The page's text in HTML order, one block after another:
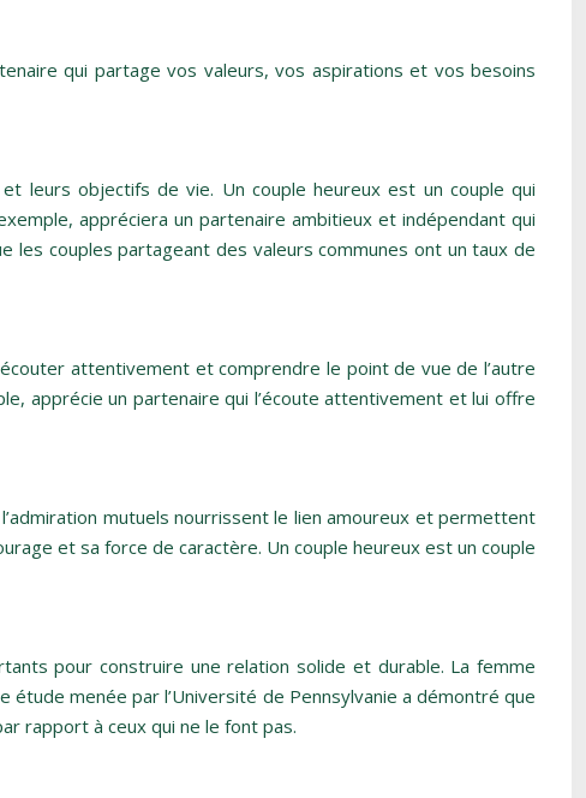
qui partage vos valeurs, vos aspirations et vos besoins
leurs objectifs de vie. Un couple heureux est un couple qui
appréciera un partenaire ambitieux et indépendant qui
les couples partageant des valeurs communes ont un taux de
attentivement et comprendre le point de vue de l’autre
apprécie un partenaire qui l’écoute attentivement et lui offre
mutuels nourrissent le lien amoureux et permettent
et sa force de caractère. Un couple heureux est un couple
pour construire une relation solide et durable. La femme
menée par l’Université de Pennsylvanie a démontré que
rapport à ceux qui ne le font pas.